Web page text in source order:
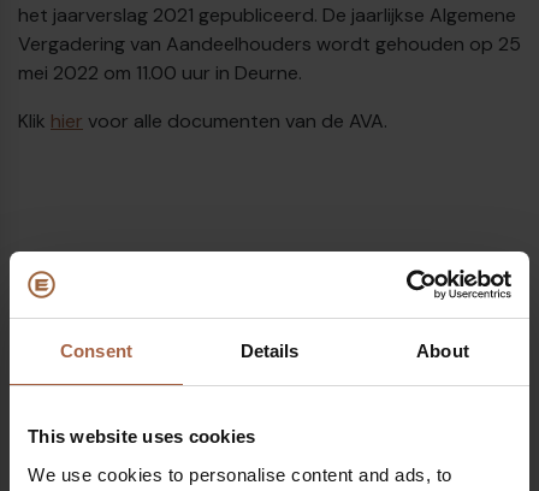
Consent Details About
This website uses cookies
We use cookies to personalise content and ads, to
het jaarverslag 2021 gepubliceerd. De jaarlijkse Algemene
Vergadering van Aandeelhouders wordt gehouden op 25
mei 2022 om 11.00 uur in Deurne.
Klik hier voor alle documenten van de AVA.
Deel op
Linkedin Facebook Twitter WhatsApp
Mailen
€